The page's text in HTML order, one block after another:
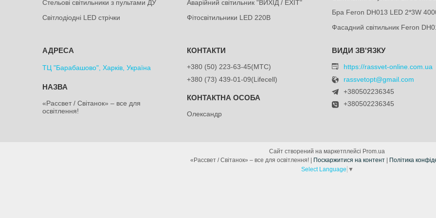
Стельові світильники з пультами ДУ
Світлодіодні LED стрічки
Аварійний світильник "ВИХІД / EXIT"
Фітосвітильники LED 220В
Бра Feron DH013 LED 2*3W
Фасадний світильник Feron
ТЦ "Барабашово", Харків, Україна
«Рассвет / Світанок» – все для
освітлення!
+380 (50) 223-63-45 МТС
+380 (73) 439-01-09 Lifecell
Олександр
https://rassvet-online.com.ua
rassvetopt@gmail.com
+380502236345
+380502236345
Сайт створений на маркетплейсі Prom.ua
Поскаржитися на контент
Політика
Select Language ▼